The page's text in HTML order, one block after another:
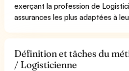
exerçant la profession de
assurances les plus adaptées à
Définition et tâches du
/ Logisticienne